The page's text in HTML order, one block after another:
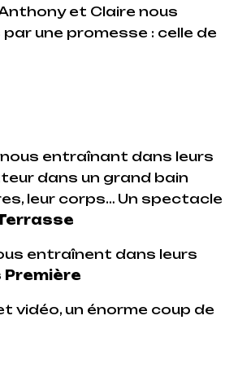
et Claire nous
une promesse : celle de
entraînant dans leurs
dans un grand bain
leur corps… Un spectacle
entraînent dans leurs
Première
vidéo, un énorme coup de